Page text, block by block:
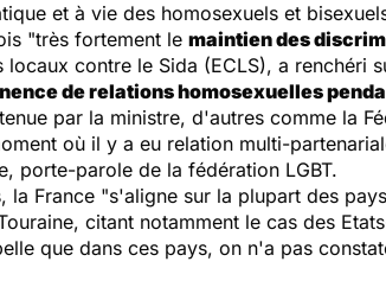
et à vie des homosexuels et
"très fortement le maintien des
contre le Sida (ECLS), a renchéri
de relations homosexuelles
par la ministre, d'autres comme la
où il y a eu relation multi-
porte-parole de la fédération LGBT.
la France "s'aligne sur la plupart des
citant notamment le cas des
que dans ces pays, on n'a pas